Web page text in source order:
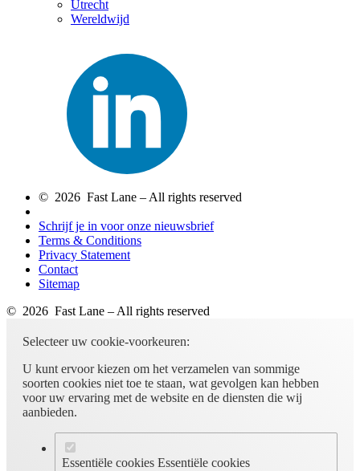
Utrecht
Wereldwijd
© 2026 Fast Lane – All rights reserved
Schrijf je in voor onze nieuwsbrief
Terms & Conditions
Privacy Statement
Contact
Sitemap
© 2026 Fast Lane – All rights reserved
Selecteer uw cookie-voorkeuren:
U kunt ervoor kiezen om het verzamelen van sommige
soorten cookies niet toe te staan, wat gevolgen kan hebben
voor uw ervaring met de website en de diensten die wij
aanbieden.
Essentiële cookies Essentiële cookies